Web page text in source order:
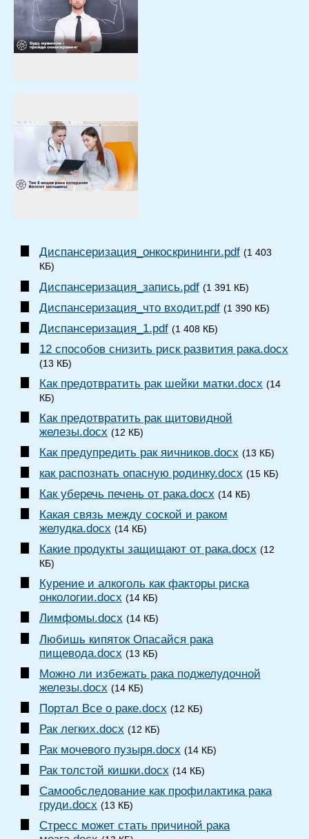
Диспансеризация_онкоскрининги.pdf (1 403
КБ)
Диспансеризация_запись.pdf (1 391 КБ)
Диспансеризация_что входит.pdf (1 390 КБ)
Диспансеризация_1.pdf (1 408 КБ)
12 способов снизить риск развития рака.docx
(13 КБ)
Как предотвратить рак шейки матки.docx (14
КБ)
Как предотвратить рак щитовидной
железы.docx (12 КБ)
Как предупредить рак яичников.docx (13 КБ)
как распознать опасную родинку.docx (15 КБ)
Как уберечь печень от рака.docx (14 КБ)
Какая связь между соской и раком
желудка.docx (14 КБ)
Какие продукты защищают от рака.docx (12
КБ)
Курение и алкоголь как факторы риска
онкологии.docx (14 КБ)
Лимфомы.docx (14 КБ)
Любишь кипяток Опасайся рака
пищевода.docx (13 КБ)
Можно ли избежать рака поджелудочной
железы.docx (14 КБ)
Портал Все о раке.docx (12 КБ)
Рак легких.docx (12 КБ)
Рак мочевого пузыря.docx (14 КБ)
Рак толстой кишки.docx (14 КБ)
Самообследование как профилактика рака
груди.docx (13 КБ)
Стресс может стать причиной рака